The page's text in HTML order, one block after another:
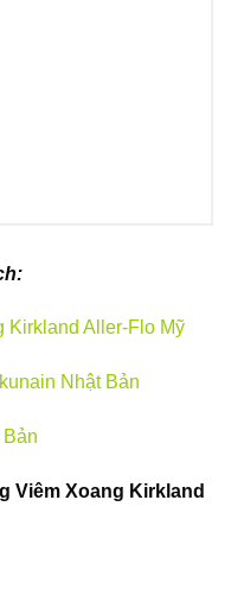
Kirkland Aller-Flo Mỹ
Nhật Bản
Viêm Xoang Kirkland